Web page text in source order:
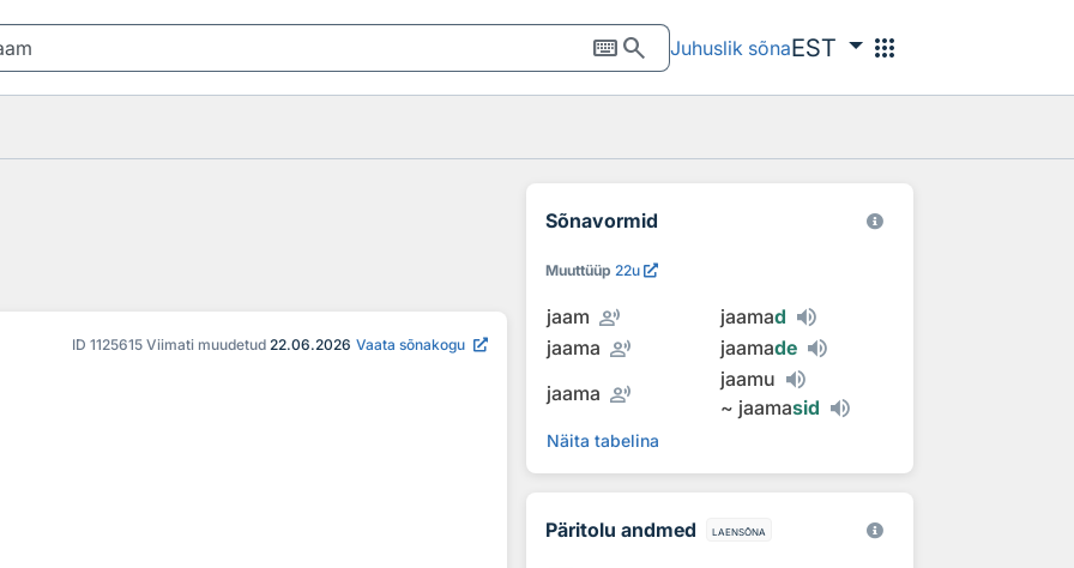
keyboardsearch Juhuslik sõnaEST apps
ID 1125615 Viimati muudetud 22.06.2026 Vaata sõnakogu
Sõnavormid
Muuttüüp 22u
jaam record_voice_over jaamad
jaama record_voice_over jaamade
jaama record_voice_over
jaamu
~ jaamasid
Näita tabelina
Päritolu andmed laensõna